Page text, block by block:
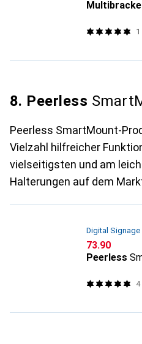
1
8. Peerless
Peerless SmartMount-
Vielzahl hilfreicher
vielseitigsten und am
Halterungen auf dem
Digital
CHF
73.90
Peerless
4